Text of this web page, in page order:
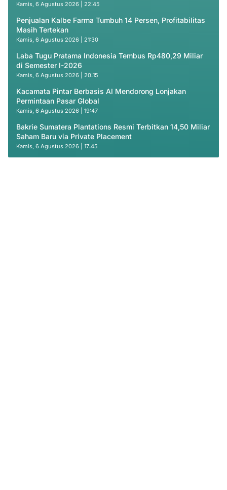
Kamis, 6 Agustus 2026 | 22:45
Penjualan Kalbe Farma Tumbuh 14 Persen, Profitabilitas
Masih Tertekan
Kamis, 6 Agustus 2026 | 21:30
Laba Tugu Pratama Indonesia Tembus Rp480,29 Miliar
di Semester I-2026
Kamis, 6 Agustus 2026 | 20:15
Kacamata Pintar Berbasis AI Mendorong Lonjakan
Permintaan Pasar Global
Kamis, 6 Agustus 2026 | 19:47
Bakrie Sumatera Plantations Resmi Terbitkan 14,50 Miliar
Saham Baru via Private Placement
Kamis, 6 Agustus 2026 | 17:45